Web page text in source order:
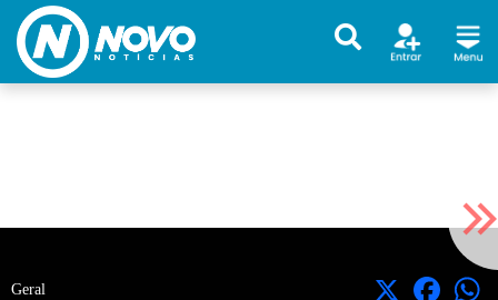
Geral X Facebook